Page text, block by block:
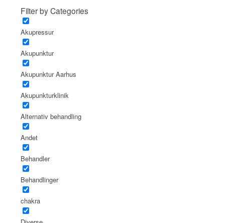
Filter by Categories
Akupressur
Akupunktur
Akupunktur Aarhus
Akupunkturklinik
Alternativ behandling
Andet
Behandler
Behandlinger
chakra